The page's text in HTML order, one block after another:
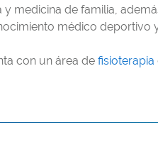
medicina de familia,
médico deportivo
con un área de fisioterapia